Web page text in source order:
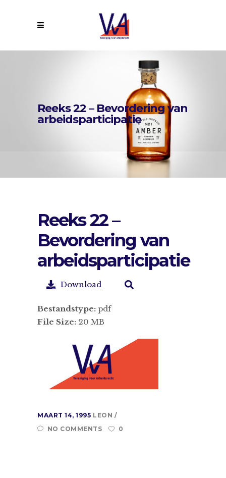
Reeks 22 – Bevordering van
arbeidsparticipatie
Reeks 22 –
Bevordering van
arbeidsparticipatie
Download
Bestandstype: pdf
File Size: 20 MB
MAART 14, 1995 LEON
NO COMMENTS
0